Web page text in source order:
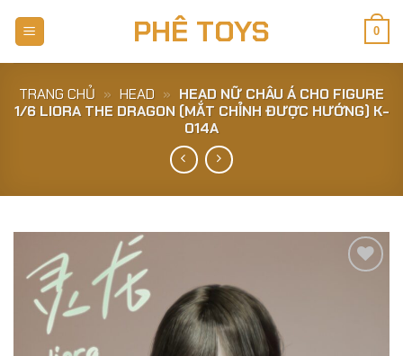
PHÊ TOYS 0
TRANG CHỦ » HEAD » HEAD NỮ CHÂU Á CHO FIGURE
1/6 LIORA THE DRAGON (MẮT CHỈNH ĐƯỢC HƯỚNG) K-
014A